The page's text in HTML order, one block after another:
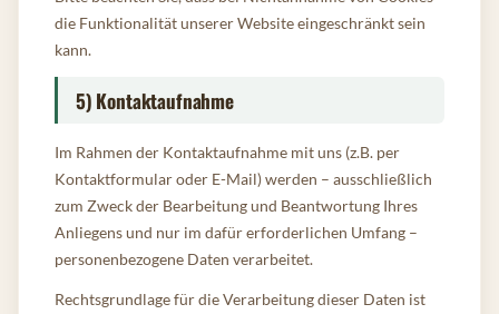
die Funktionalität unserer Website eingeschränkt sein
kann.
5) Kontaktaufnahme
Im Rahmen der Kontaktaufnahme mit uns (z.B. per
Kontaktformular oder E-Mail) werden – ausschließlich
zum Zweck der Bearbeitung und Beantwortung Ihres
Anliegens und nur im dafür erforderlichen Umfang –
personenbezogene Daten verarbeitet.
Rechtsgrundlage für die Verarbeitung dieser Daten ist